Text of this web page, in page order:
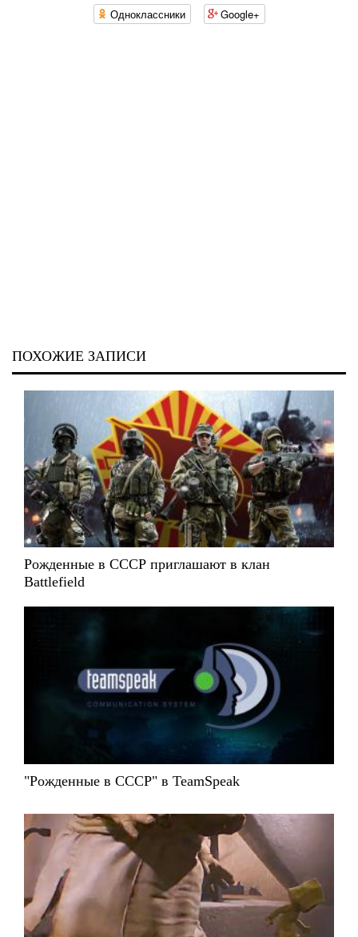
Одноклассники
Google+
ПОХОЖИЕ ЗАПИСИ
Рожденные в СССР приглашают в клан
Battlefield
"Рожденные в СССР" в TeamSpeak